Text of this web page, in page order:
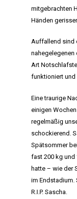
mitgebrachten
Händen
Auffallend sind
nahegelegenen
Art
funktioniert
Eine traurige
einigen
regelmäßig
schockierend.
Spätsommer
fast 200 kg und
hatte – wie der
im Endstadium.
R.I.P. Sascha.